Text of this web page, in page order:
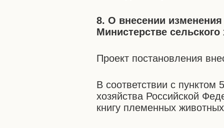
8. О внесении
Министерстве
Проект постановления
В соответствии с пунктом
хозяйства Российской
книгу племенных